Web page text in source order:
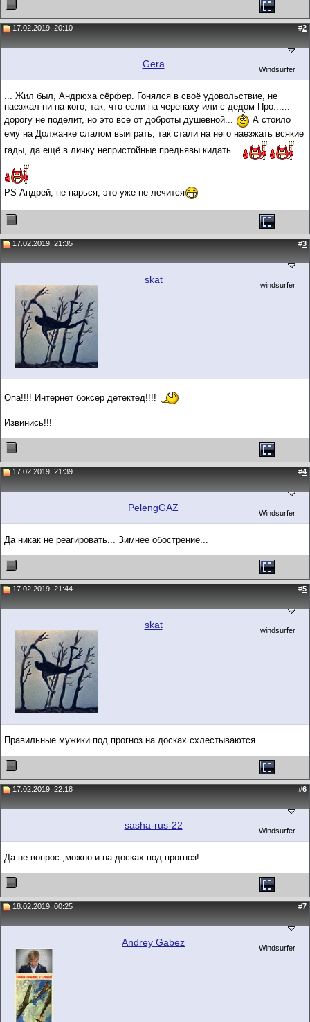
17.02.2019, 20:10 #2
Gera Windsurfer
... Жил был, Андрюха сёрфер. Гонялся в своё удовольствие, не
наезжал ни на кого, так, что если на черепаху или с дедом Про......
дорогу не поделит, но это все от доброты душевной...
А стоило
ему на Должанке слалом выиграть, так стали на него наезжать всякие
гады, да ещё в личку непристойные предьявы кидать...
PS Андрей, не парься, это уже не лечится
17.02.2019, 21:35 #3
skat windsurfer
Опа!!!! Интернет боксер детектед!!!!
Извинись!!!
17.02.2019, 21:39 #4
PelengGAZ Windsurfer
Да никак не реагировать... Зимнее обострение...
17.02.2019, 21:44 #5
skat windsurfer
Правильные мужики под прогноз на досках схлестываются...
17.02.2019, 22:18 #6
sasha-rus-22 Windsurfer
Да не вопрос ,можно и на досках под прогноз!
18.02.2019, 00:25 #7
Andrey Gabez Windsurfer